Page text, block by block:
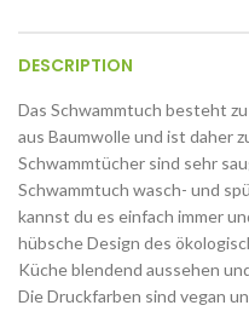
DESCRIPTION
Das Schwammtuch besteht
aus Baumwolle und ist daher
Schwammtücher sind sehr
Schwammtuch wasch- und
kannst du es einfach immer
hübsche Design des
Küche blendend aussehen
Die Druckfarben sind vegan